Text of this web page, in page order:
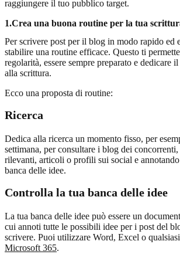
raggiungere il tuo pubblico target.
1.Crea una buona routine per la tua
Per scrivere post per il blog in modo rapido ed
stabilire una routine efficace. Questo ti
regolarità, essere sempre preparato e dedicare
alla scrittura.
Ecco una proposta di routine:
Ricerca
Dedica alla ricerca un momento fisso, per
settimana, per consultare i blog dei
rilevanti, articoli o profili sui social e
banca delle idee.
Controlla la tua banca delle idee
La tua banca delle idee può essere un
cui annoti tutte le possibili idee per i post del
scrivere. Puoi utilizzare Word, Excel o
Microsoft 365.